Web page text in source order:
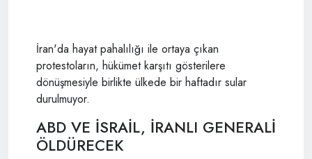
İran'da hayat pahalılığı ile ortaya çıkan
protestoların, hükümet karşıtı gösterilere
dönüşmesiyle birlikte ülkede bir haftadır sular
durulmuyor.
ABD VE İSRAİL, İRANLI GENERALİ
ÖLDÜRECEK